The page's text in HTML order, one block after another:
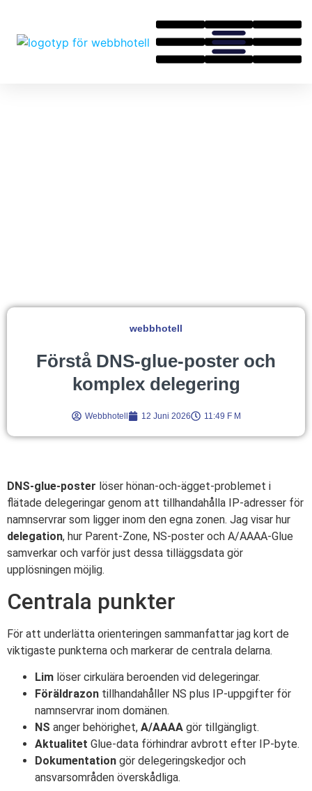
webbhotell
Förstå DNS-glue-poster och
komplex delegering
Webbhotell 12 Juni 2026 11:49 F M
DNS-glue-poster löser hönan-och-ägget-problemet i
flätade delegeringar genom att tillhandahålla IP-adresser för
namnservrar som ligger inom den egna zonen. Jag visar hur
delegation, hur Parent-Zone, NS-poster och A/AAAA-Glue
samverkar och varför just dessa tilläggsdata gör
upplösningen möjlig.
Centrala punkter
För att underlätta orienteringen sammanfattar jag kort de
viktigaste punkterna och markerar de centrala delarna.
Lim löser cirkulära beroenden vid delegeringar.
Föräldrazon tillhandahåller NS plus IP-uppgifter för
namnservrar inom domänen.
NS anger behörighet, A/AAAA gör tillgängligt.
Aktualitet Glue-data förhindrar avbrott efter IP-byte.
Dokumentation gör delegeringskedjor och
ansvarsområden överskådliga.